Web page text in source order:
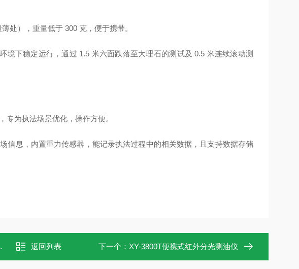
处），重量低于 300 克，便于携带。
境下稳定运行，通过 1.5 米六面跌落至大理石的测试及 0.5 米连续滚动测
专为执法场景优化，操作方便。
信息，内置重力传感器，能记录执法过程中的相关数据，且支持数据存储
返回列表 下一个： XY-3800T便携式红外分光测油仪